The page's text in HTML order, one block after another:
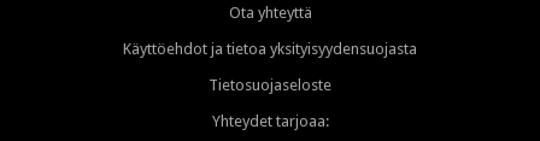
Ota yhteyttä
Käyttöehdot ja tietoa yksityisyydensuojasta
Tietosuojaseloste
Yhteydet tarjoaa: